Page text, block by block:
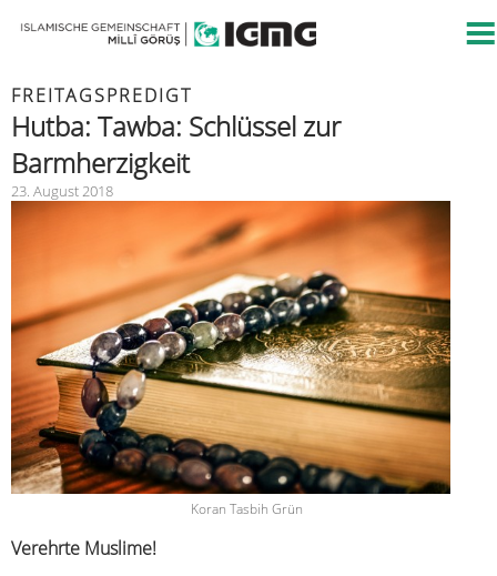
FREITAGSPREDIGT
Hutba: Tawba: Schlüssel zur
Barmherzigkeit
23. August 2018
Koran Tasbih Grün
Verehrte Muslime!